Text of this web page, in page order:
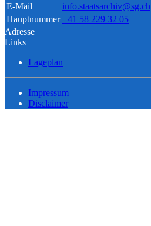
E-Mail
info.staatsarchiv@sg.ch
Hauptnummer +41 58 229 32 05
Adresse
Links
Lageplan
Impressum
Disclaimer